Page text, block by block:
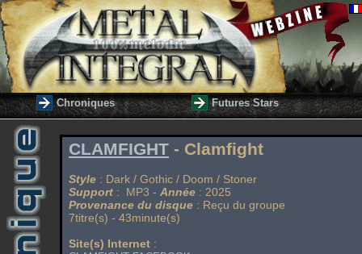
Chroniques Futures Stars
CLAMFIGHT - Clamfight
Style : Dark / Gothic / Doom / Stoner
Support : MP3 - Année : 2025
Provenance du disque : Reçu du groupe
7titre(s) - 43minute(s)
Site(s) Internet :